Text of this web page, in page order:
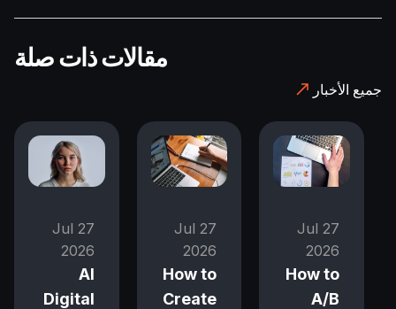
مقالات ذات صلة
جميع الأخبار
27 Jul
2026
How to
A/B
27 Jul
2026
How to
Create
27 Jul
2026
AI
Digital